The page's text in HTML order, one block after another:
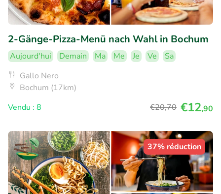
2-Gänge-Pizza-Menü nach Wahl in Bochum
Aujourd'hui Demain Ma Me Je Ve
Sa
Gallo Nero
Bochum (17km)
Vendu : 8
€20,70 €12,90
37% réduction